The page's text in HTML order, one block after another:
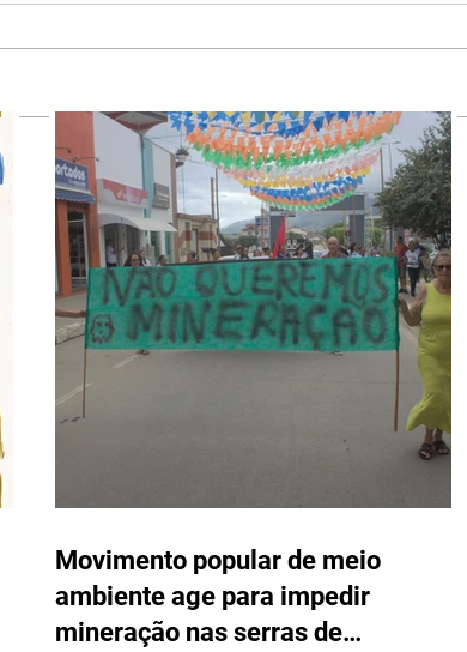
CONVITE | VIII Jornada
Universitária em Defesa da
Reforma Agrária Popular
(JURA) ocorrerá no dia 17 de
outubro na UESC
Movimento popular de meio
ambiente age para impedir
mineração nas serras de